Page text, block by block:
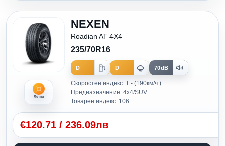
Летни
NEXEN
Roadian AT 4X4
235/70R16
D D 70dB
Скоростен индекс: T - (190км/ч.)
Предназначение: 4x4/SUV
Товарен индекс: 106
€120.71 / 236.09лв